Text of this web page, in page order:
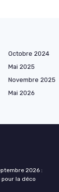
Octobre 2024
Mai 2025
Novembre 2025
Mai 2026
2026 :
la déco